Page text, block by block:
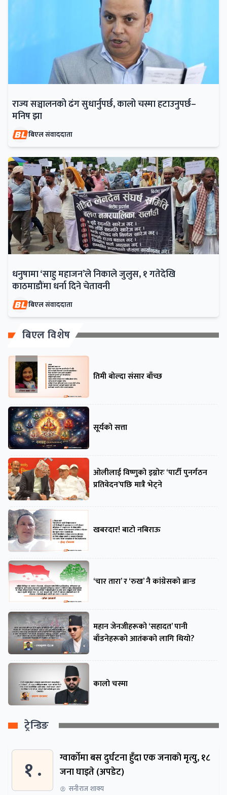
राज्य सञ्चालनको ढंग सुधार्नुपर्छ, कालो चस्मा हटाउनुपर्छ–
मनिष झा
बिएल संवाददाता
धनुषामा ‘साहु महाजन’ले निकाले जुलुस, १ गतेदेखि
काठमाडौंमा धर्ना दिने चेतावनी
बिएल संवाददाता
बिएल विशेष
तिमी बोल्दा संसार बाँच्छ
सूर्यको सत्ता
ओलीलाई विष्णुको इग्नोरः ‘पार्टी पुनर्गठन
प्रतिवेदन’पछि मात्रै भेट्ने
खबरदार! बाटो नबिराऊ
‘चार तारा’ र ‘रुख’ नै कांग्रेसको ब्रान्ड
महान जेनजीहरूको ‘सहादत’ पानी
बाँडनेहरूको आतंकको लागि थियो?
कालो चस्मा
ट्रेन्डिङ
१ .
ग्वार्काेमा बस दुर्घटना हुँदा एक जनाकाे मृत्यु, १८
जना घाइते (अपडेट)
सनीराज शाक्य